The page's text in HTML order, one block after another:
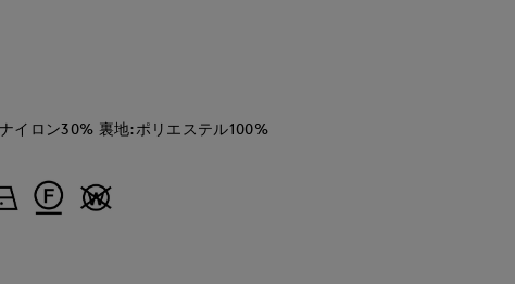
東急I.T.'S.international
kaori
那覇メインプレイスI.T.'S.international
157
イロン30% 裏地:ポリエステル100%